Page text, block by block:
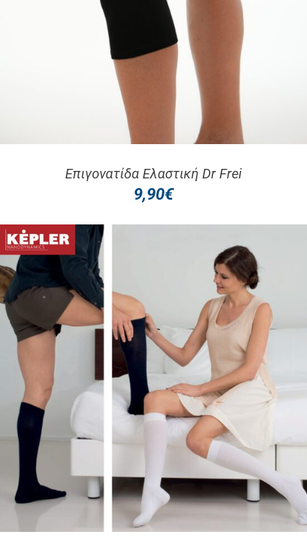
Επιγονατίδα Ελαστική Dr Frei
9,90€